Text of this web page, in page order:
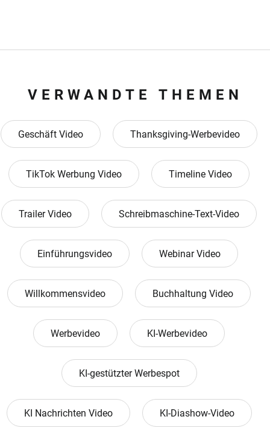
VERWANDTE THEMEN
Geschäft Video Thanksgiving-Werbevideo
TikTok Werbung Video Timeline Video
Trailer Video Schreibmaschine-Text-Video
Einführungsvideo Webinar Video
Willkommensvideo Buchhaltung Video
Werbevideo KI-Werbevideo
KI-gestützter Werbespot
KI Nachrichten Video KI-Diashow-Video